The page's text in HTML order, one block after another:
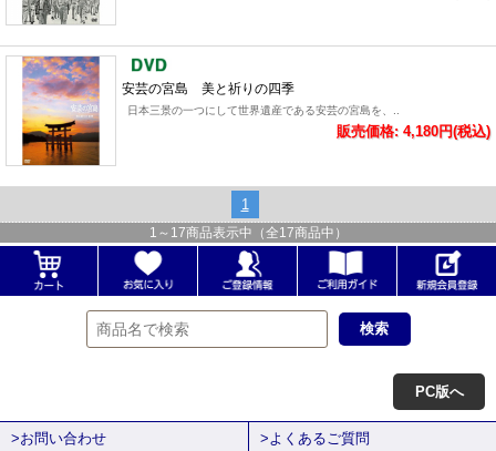
安芸の宮島 美と祈りの四季
日本三景の一つにして世界遺産である安芸の宮島を、..
販売価格: 4,180円(税込)
1
1 ～ 17商品表示中（全17商品中）
PC版へ
>お問い合わせ >よくあるご質問